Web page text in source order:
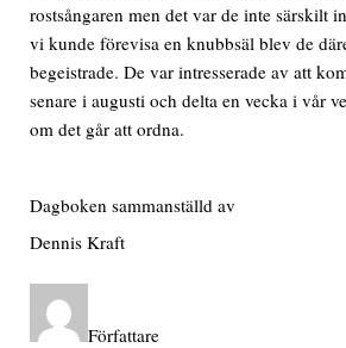
rostsångaren men det var de inte särskilt
vi kunde förevisa en knubbsäl blev de
begeistrade. De var intresserade av att
senare i augusti och delta en vecka i vår
om det går att ordna.
Dagboken sammanställd av
Dennis Kraft
Författare